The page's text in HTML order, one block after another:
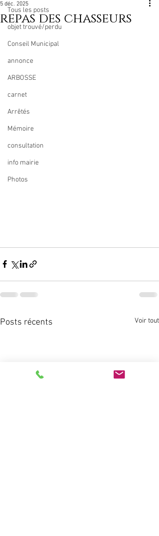
Tous les posts
objet trouvé/perdu
Conseil Municipal
annonce
ARBOSSE
carnet
Arrêtés
Mémoire
consultation
info mairie
Photos
repas des chasseurs
5 déc. 2025
Posts récents Voir tout